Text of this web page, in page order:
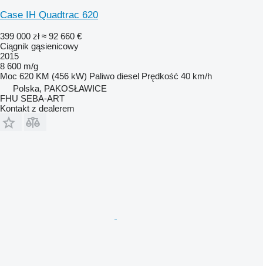
Case IH Quadtrac 620
399 000 zł ≈ 92 660 €
Ciągnik gąsienicowy
2015
8 600 m/g
Moc 620 KM (456 kW) Paliwo diesel Prędkość 40 km/h
Polska, PAKOSŁAWICE
FHU SEBA-ART
Kontakt z dealerem